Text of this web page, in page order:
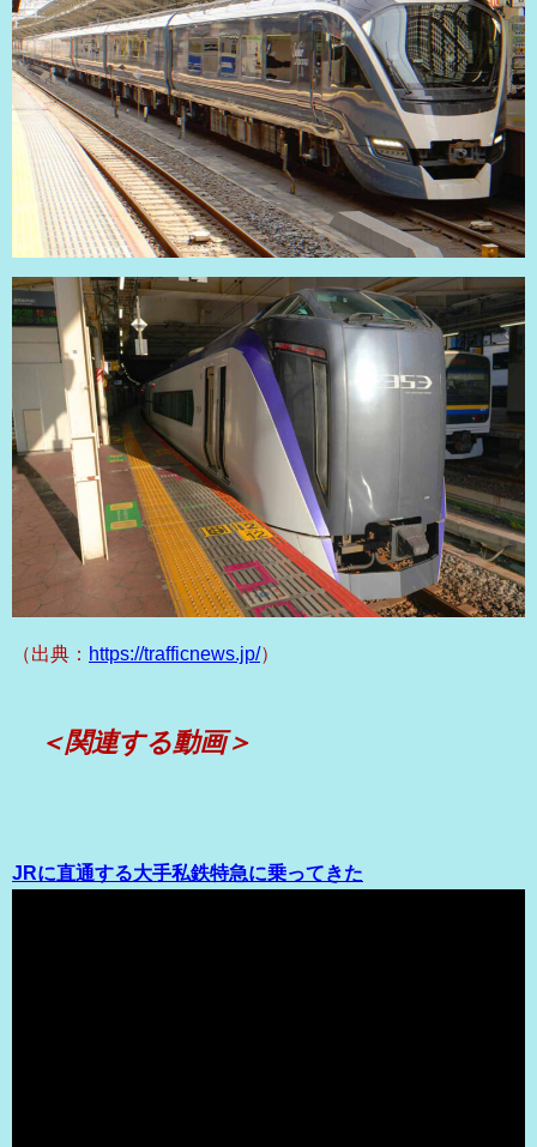
（出典： https://trafficnews.jp/）
＜関連する動画＞
JRに直通する大手私鉄特急に乗ってきた